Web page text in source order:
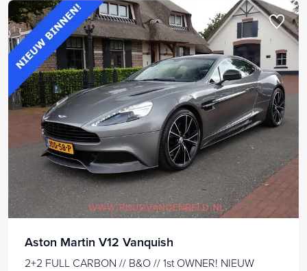
Aston Martin V12 Vanquish
2+2 FULL CARBON // B&O // 1st OWNER! NIEUW